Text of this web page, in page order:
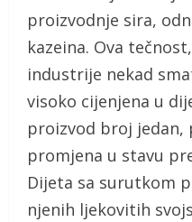
proizvodnje sira,
kazeina. Ova
industrije nekad
visoko cijenjena u
proizvod broj jedan,
promjena u stavu
Dijeta sa surutkom
njenih ljekovitih